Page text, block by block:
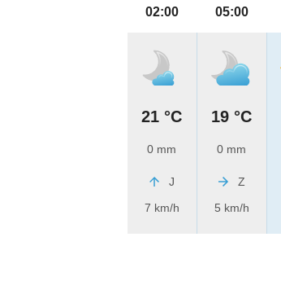
02:00
21 °C
0 mm
J
7 km/h
05:00
19 °C
0 mm
Z
5 km/h